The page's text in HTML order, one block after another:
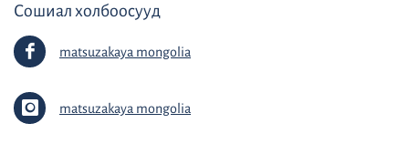
Сошиал холбоосууд
matsuzakaya mongolia
matsuzakaya mongolia